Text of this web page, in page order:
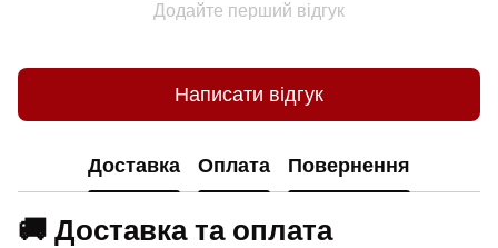
Додайте перший відгук
Написати відгук
Доставка Оплата Повернення
🚚 Доставка та оплата